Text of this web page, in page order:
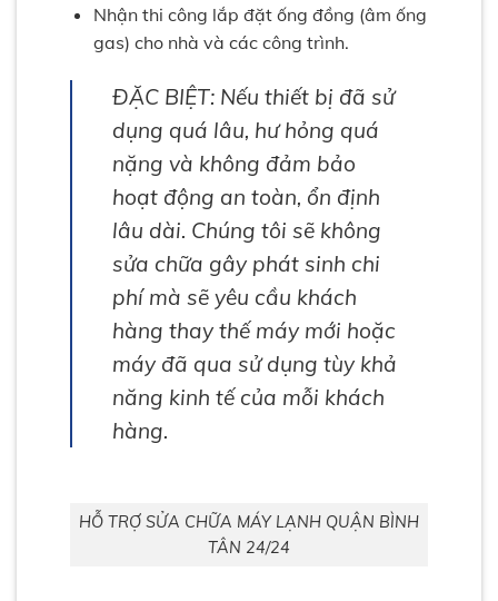
Nhận thi công lắp đặt ống đồng (âm ống
gas) cho nhà và các công trình.
ĐẶC BIỆT: Nếu thiết bị đã sử
dụng quá lâu, hư hỏng quá
nặng và không đảm bảo
hoạt động an toàn, ổn định
lâu dài. Chúng tôi sẽ không
sửa chữa gây phát sinh chi
phí mà sẽ yêu cầu khách
hàng thay thế máy mới hoặc
máy đã qua sử dụng tùy khả
năng kinh tế của mỗi khách
hàng.
HỖ TRỢ SỬA CHỮA MÁY LẠNH QUẬN BÌNH
TÂN 24/24